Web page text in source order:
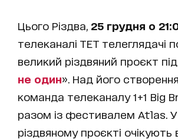
Цього Різдва, 25 грудня о
телеканалі ТЕТ телеглядачі
великий різдвяний проєкт
не один». Над його
команда телеканалу 1+1 Big
разом із фестивалем Atlas.
різдвяному проєкті очікують